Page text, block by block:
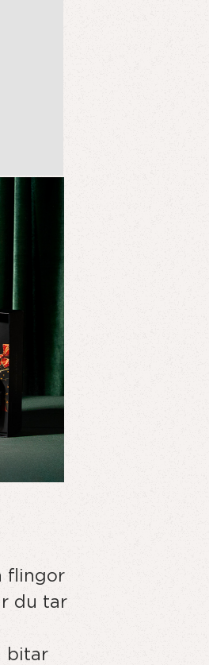
flingor
du tar
bitar